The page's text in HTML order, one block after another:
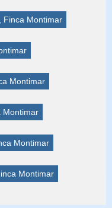
Finca Montimar
Montimar
Montimar
Montimar
Montimar